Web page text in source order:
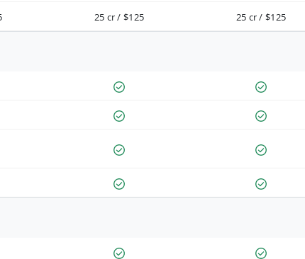
25 cr / $125 25 cr / $125